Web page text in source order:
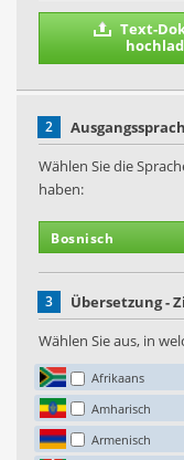
Text-
2
Wählen Sie die
haben:
3
Übersetzung -
Wählen Sie aus, in
Afrikaans
Amharisch
Armenisch